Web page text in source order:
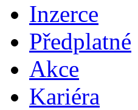
Inzerce
Předplatné
Akce
Kariéra